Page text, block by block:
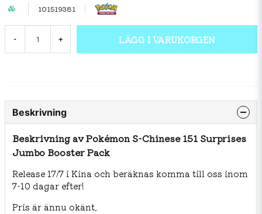
101519381
- + LÄGG I VARUKORGEN
Beskrivning
Beskrivning av Pokémon S-Chinese 151 Surprises
Jumbo Booster Pack
Release 17/7 i Kina och beräknas komma till oss inom
7-10 dagar efter!
Pris är ännu okänt.